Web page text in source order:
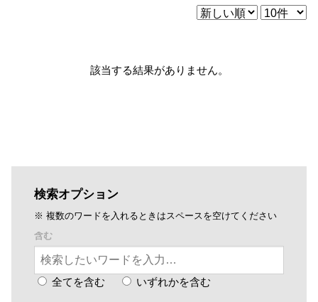
エネルギー
新型コロ
コンバージョン
都市再生
該当する結果がありません。
検索オプション
※ 複数のワードを入れるときはスペースを空けてください
含む
全てを含む いずれかを含む